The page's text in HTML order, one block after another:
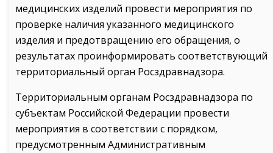
медицинских изделий провести мероприятия по
проверке наличия указанного медицинского
изделия и предотвращению его обращения, о
результатах проинформировать соответствующий
территориальный орган Росздравнадзора.
Территориальным органам Росздравнадзора по
субъектам Российской Федерации провести
мероприятия в соответствии с порядком,
предусмотренным Административным